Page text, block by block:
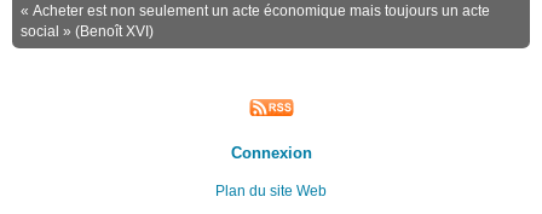
« Acheter est non seulement un acte économique mais toujours un acte
social » (Benoît XVI)
Connexion
Plan du site Web